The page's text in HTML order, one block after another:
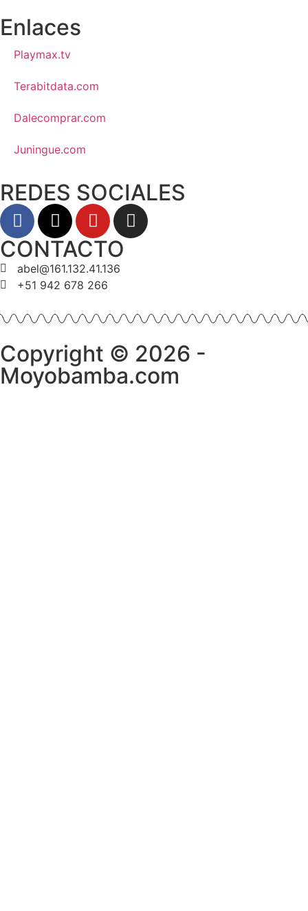
Enlaces
Playmax.tv
Terabitdata.com
Dalecomprar.com
Juningue.com
REDES SOCIALES
CONTACTO
abel@161.132.41.136
+51 942 678 266
Copyright © 2026 -
Moyobamba.com